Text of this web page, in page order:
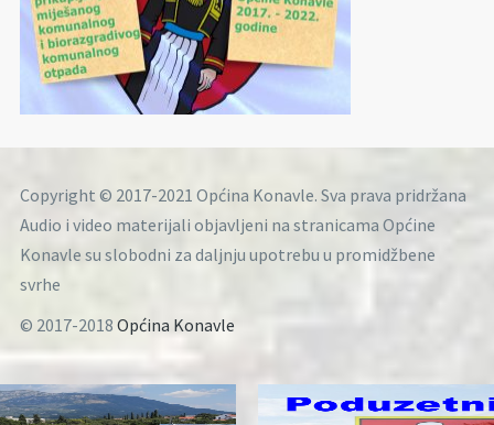
Copyright © 2017-2021 Općina Konavle. Sva prava pridržana
Audio i video materijali objavljeni na stranicama Općine
Konavle su slobodni za daljnju upotrebu u promidžbene
svrhe
© 2017-2018 Općina Konavle